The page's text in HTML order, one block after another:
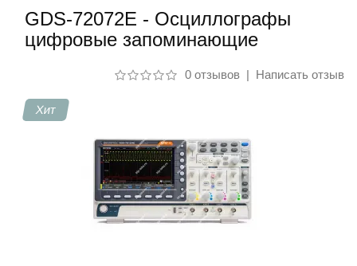
работы
GDS-72072E - Осциллографы
цифровые запоминающие
0 отзывов| Написать отзыв
Хит